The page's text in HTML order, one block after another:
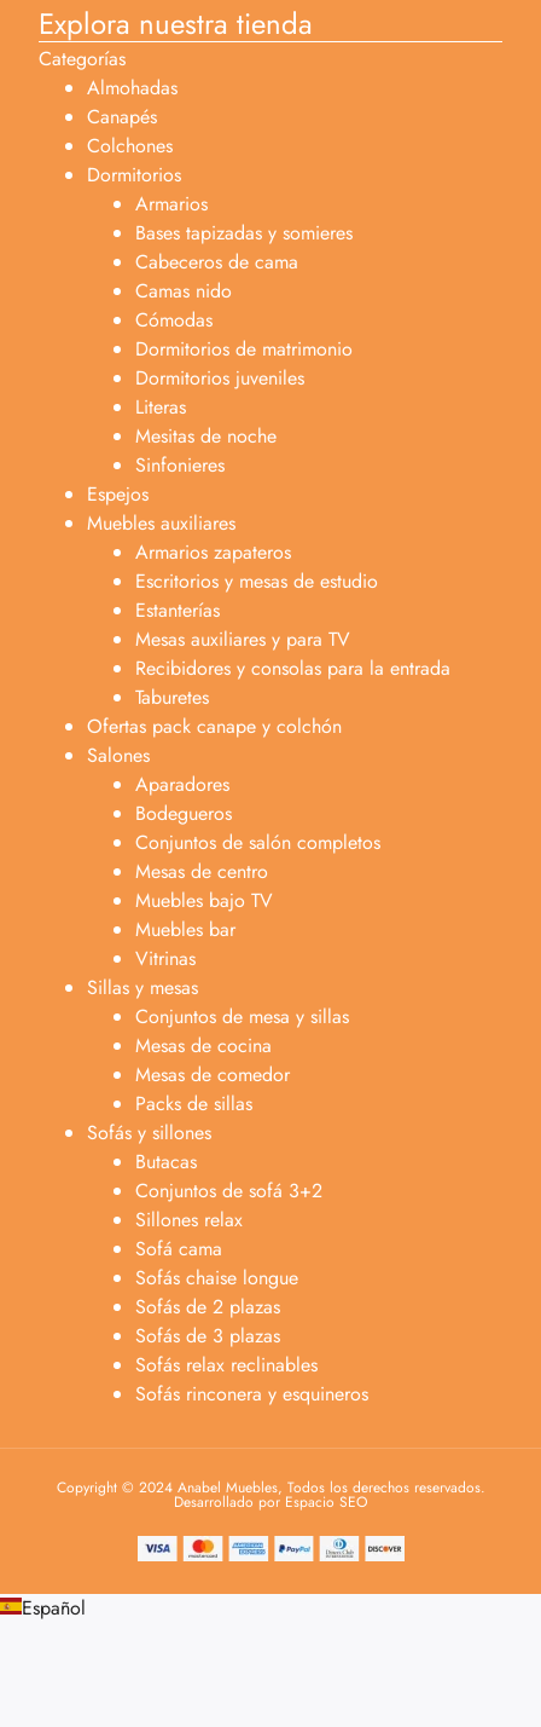
Explora nuestra tienda
Categorías
Almohadas
Canapés
Colchones
Dormitorios
Armarios
Bases tapizadas y somieres
Cabeceros de cama
Camas nido
Cómodas
Dormitorios de matrimonio
Dormitorios juveniles
Literas
Mesitas de noche
Sinfonieres
Espejos
Muebles auxiliares
Armarios zapateros
Escritorios y mesas de estudio
Estanterías
Mesas auxiliares y para TV
Recibidores y consolas para la entrada
Taburetes
Ofertas pack canape y colchón
Salones
Aparadores
Bodegueros
Conjuntos de salón completos
Mesas de centro
Muebles bajo TV
Muebles bar
Vitrinas
Sillas y mesas
Conjuntos de mesa y sillas
Mesas de cocina
Mesas de comedor
Packs de sillas
Sofás y sillones
Butacas
Conjuntos de sofá 3+2
Sillones relax
Sofá cama
Sofás chaise longue
Sofás de 2 plazas
Sofás de 3 plazas
Sofás relax reclinables
Sofás rinconera y esquineros
Copyright © 2024 Anabel Muebles, Todos los derechos reservados.
Desarrollado por Espacio SEO
Español